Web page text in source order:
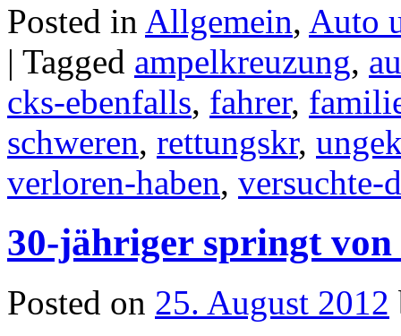
Posted in Allgemein, Auto
| Tagged ampelkreuzung,
cks-ebenfalls, fahrer,
schweren, rettungskr,
verloren-haben, versuchte-
30-jähriger springt
Posted on 25. August 2012